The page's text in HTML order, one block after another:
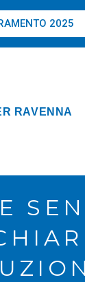
2025
RAVENNA